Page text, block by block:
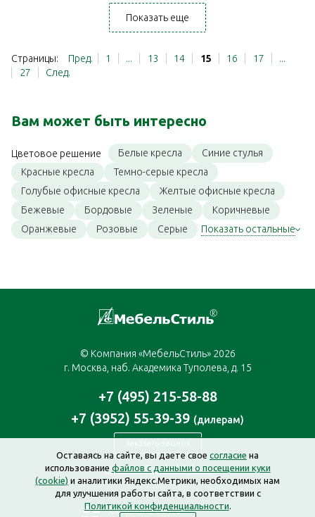
Показать еще
Страницы: Пред. 1 ... 13 14 15 16 17
...
27
След.
Вам может быть интересно
Цветовое решение Белые кресла
Синие стулья
Красные кресла
Темно-серые кресла
Голубые офисные кресла
Желтые офисные кресла
Бежевые
Бордовые Зеленые
Коричневые
Оранжевые
Розовые Серые Показать остальные
© Компания «МебельСтиль» 2026
г. Москва, наб. Академика Туполева, д. 15
+7 (495) 215-58-88
+7 (3952) 55-39-39 (дилерам)
Заказать звонок
moscow@mebelstyle.ru
Создание сайта —
Оставаясь на сайте, вы даете свое согласие на
использованиефайлов с данными о посещении куки
(cookie) и аналитики Яндекс.Метрики, необходимых нам
для улучшения работы сайта, в соответствии с
Политикой конфиденциальности.